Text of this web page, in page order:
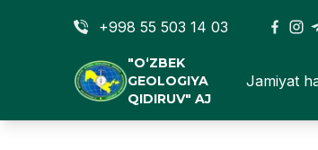
+998 55 503 14 03
"O‘ZBEK
GEOLOGIYA
QIDIRUV" AJ
Jamiyat